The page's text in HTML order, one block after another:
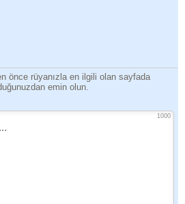
önce rüyanızla en ilgili olan sayfada
emin olun.
1000